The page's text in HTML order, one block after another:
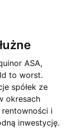
ASA,
to worst.
spółek ze
okresach
i
inwestycję.